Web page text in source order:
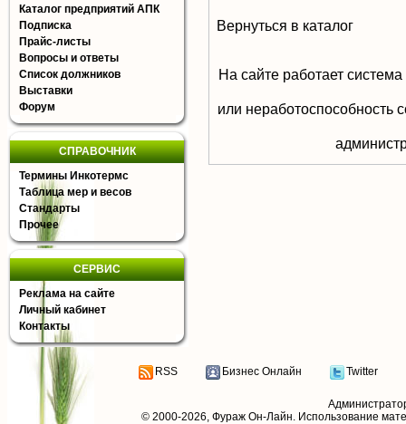
Каталог предприятий АПК
Подписка
Прайс-листы
Вопросы и ответы
Список должников
Выставки
Форум
СПРАВОЧНИК
Термины Инкотермс
Таблица мер и весов
Стандарты
Прочее
СЕРВИС
Реклама на сайте
Личный кабинет
Контакты
Вернуться в каталог
На сайте работает
или неработоспособность
RSS Бизнес Онлайн Twitter
© 2000-2026, Фураж Он-Лайн. Использование